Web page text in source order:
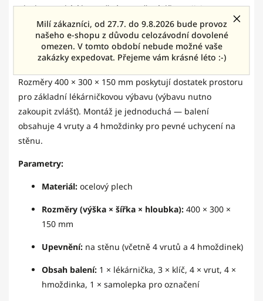
Milí zákazníci, od 27.7. do 9.8.2026 bude provoz
našeho e-shopu z důvodu celozávodní dovolené
omezen. V tomto období nebude možné vaše
zakázky expedovat. Přejeme vám krásné léto :-)
plechu a nabízí bezpečné uzamčení díky trojici
přiložených klíčů. Součástí balení je samolepka pro
označení dle platných předpisů – ideální pro domácnosti
i malé provozy, kde je potřeba mít lékárničku přehledně
Rozměry 400 × 300 × 150 mm poskytují dostatek prostoru
pro základní lékárničkovou výbavu (výbavu nutno
zakoupit zvlášť). Montáž je jednoduchá — balení
obsahuje 4 vruty a 4 hmoždinky pro pevné uchycení na
stěnu.
Parametry:
Materiál: ocelový plech
Rozměry (výška × šířka × hloubka): 400 × 300 ×
150 mm
Upevnění: na stěnu (včetně 4 vrutů a 4 hmoždinek)
Obsah balení: 1 × lékárnička, 3 × klíč, 4 × vrut, 4 ×
hmoždinka, 1 × samolepka pro označení